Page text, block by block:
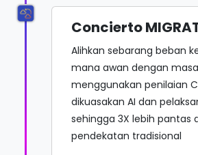
Concierto
Alihkan sebarang beban
mana awan dengan
menggunakan penilaian
dikuasakan AI dan
sehingga 3X lebih pantas
pendekatan tradisional